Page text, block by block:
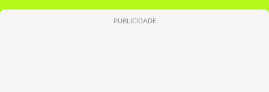
PUBLICIDADE